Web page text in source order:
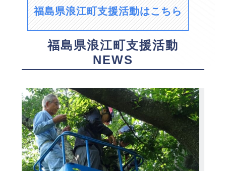
福島県浪江町支援活動はこちら
福島県浪江町支援活動
NEWS